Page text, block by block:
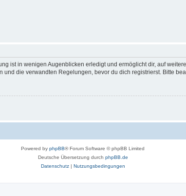
ist in wenigen Augenblicken erledigt und ermöglicht dir, auf
die verwandten Regelungen, bevor du dich registrierst. Bitte
Powered by phpBB® Forum Software © phpBB Limited
Deutsche Übersetzung durch phpBB.de
Datenschutz| Nutzungsbedingungen